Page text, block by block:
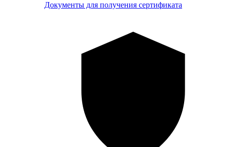
Документы для получения сертификата